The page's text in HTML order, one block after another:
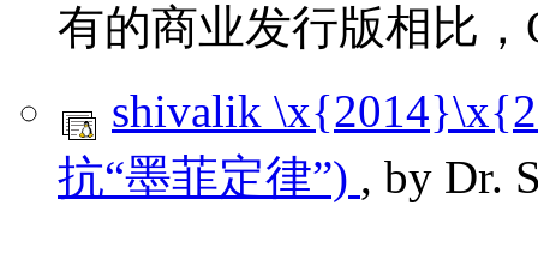
有的商业发行版相比，
shivalik
抗“墨菲定律”) , by Dr.